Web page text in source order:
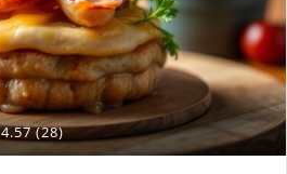
4.57 (28)